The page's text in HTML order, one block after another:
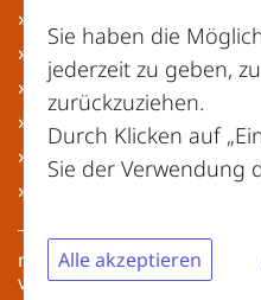
» Rheinland-Pfalz
» Saarland
» Sachsen
» Sachsen-Anhalt
» Schleswig-Holstein
» Thüringen
meinwertstoffhof.de |
vorbehalten
Sie haben die
jederzeit zu geben,
zurückzuziehen.
Durch Klicken auf
Sie der Verwendung
Alle akzeptieren